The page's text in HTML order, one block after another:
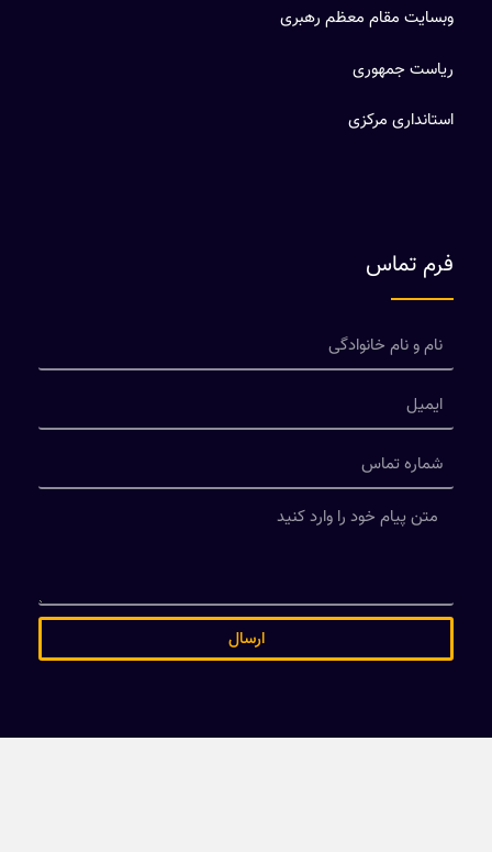
وبسایت مقام معظم رهبری
ریاست جمهوری
استانداری مرکزی
فرم تماس
ارسال